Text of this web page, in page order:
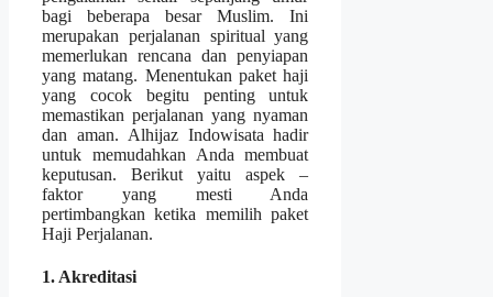
bagi beberapa besar Muslim. Ini
merupakan perjalanan spiritual yang
memerlukan rencana dan penyiapan
yang matang. Menentukan paket haji
yang cocok begitu penting untuk
memastikan perjalanan yang nyaman
dan aman. Alhijaz Indowisata hadir
untuk memudahkan Anda membuat
keputusan. Berikut yaitu aspek –
faktor yang mesti Anda
pertimbangkan ketika memilih paket
Haji Perjalanan.
1. Akreditasi